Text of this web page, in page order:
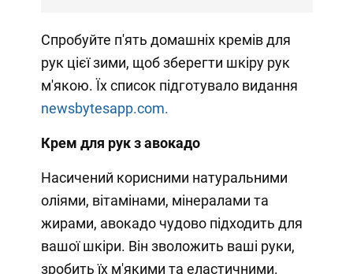
Спробуйте п'ять домашніх кремів для
рук цієї зими, щоб зберегти шкіру рук
м'якою. Їх список підготувало видання
newsbytesapp.com.
Крем для рук з авокадо
Насичений корисними натуральними
оліями, вітамінами, мінералами та
жирами, авокадо чудово підходить для
вашої шкіри. Він зволожить ваші руки,
зробить їх м'якими та еластичними.